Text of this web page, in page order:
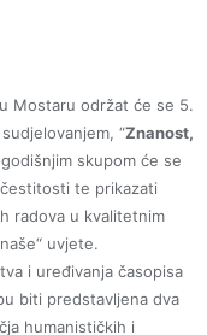
Mostaru održat će se 5.
“Znanost,
skupom će se
te prikazati
radova u kvalitetnim
uvjete.
i uređivanja časopisa
biti predstavljena dva
humanističkih i